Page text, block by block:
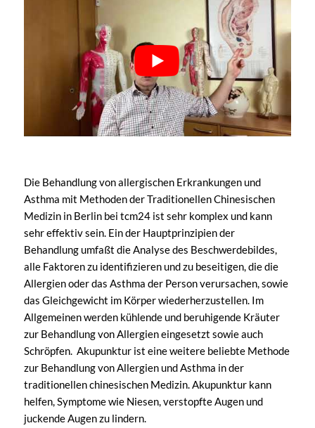
Die Behandlung von allergischen Erkrankungen und
Asthma mit Methoden der Traditionellen Chinesischen
Medizin in Berlin bei tcm24 ist sehr komplex und kann
sehr effektiv sein. Ein der Hauptprinzipien der
Behandlung umfaßt die Analyse des Beschwerdebildes,
alle Faktoren zu identifizieren und zu beseitigen, die die
Allergien oder das Asthma der Person verursachen, sowie
das Gleichgewicht im Körper wiederherzustellen. Im
Allgemeinen werden kühlende und beruhigende Kräuter
zur Behandlung von Allergien eingesetzt sowie auch
Schröpfen. Akupunktur ist eine weitere beliebte Methode
zur Behandlung von Allergien und Asthma in der
traditionellen chinesischen Medizin. Akupunktur kann
helfen, Symptome wie Niesen, verstopfte Augen und
juckende Augen zu lindern.